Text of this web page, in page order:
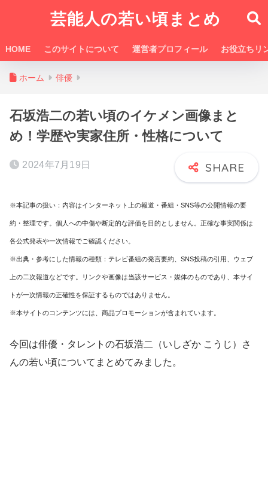
芸能人の若い頃まとめ
HOME このサイトについて 運営者プロフィール お役立ちリ
ホーム 俳優
石坂浩二の若い頃のイケメン画像まと
め！学歴や実家住所・性格について
2024年7月19日
※本記事の扱い：内容はインターネット上の報道・番組・SNS等の公開情報の要
約・整理です。個人への中傷や断定的な評価を目的としません。正確な事実関係は
各公式発表や一次情報でご確認ください。
※出典・参考にした情報の種類：テレビ番組の発言要約、SNS投稿の引用、ウェブ
上の二次報道などです。リンクや画像は当該サービス・媒体のものであり、本サイ
トが一次情報の正確性を保証するものではありません。
※本サイトのコンテンツには、商品プロモーションが含まれています。
今回は俳優・タレントの石坂浩二（いしざか こうじ）さ
んの若い頃についてまとめてみました。